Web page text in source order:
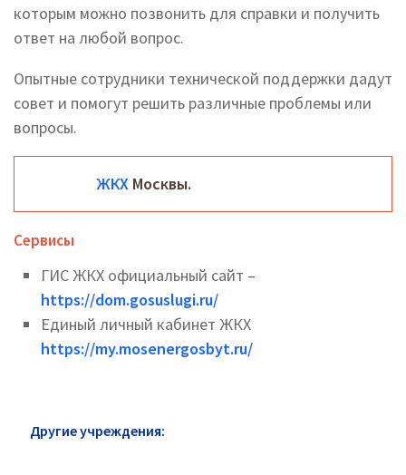
которым можно позвонить для справки и получить
ответ на любой вопрос.
Опытные сотрудники технической поддержки дадут
совет и помогут решить различные проблемы или
вопросы.
ЖКХ Москвы.
Сервисы
ГИС ЖКХ официальный сайт –
https://dom.gosuslugi.ru/
Единый личный кабинет ЖКХ
https://my.mosenergosbyt.ru/
Другие учреждения: